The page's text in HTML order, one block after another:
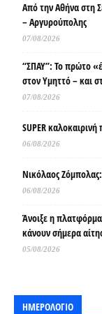
Από την Αθήνα στη
– Αργυρούπολης
07/08/2026
“ΣΠΑΥ”: Το πρώτο
στον Υμηττό – και
07/08/2026
SUPER
06/08/2026
Νικόλαος
06/08/2026
Άνοιξε η
κάνουν σήμερα
05/08/2026
ΗΜΕΡΟΛΟΓΙΟ